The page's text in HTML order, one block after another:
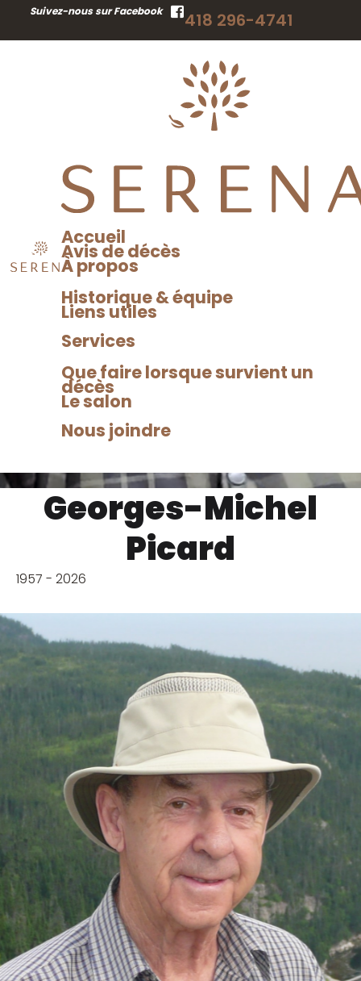
Suivez-nous sur Facebook 418 296-4741
Accueil
Avis de décès
À propos
Historique & équipe
Liens utiles
Services
Que faire lorsque survient un
décès
Le salon
Nous joindre
RECHERCHER
Georges-Michel
Picard
1957 - 2026